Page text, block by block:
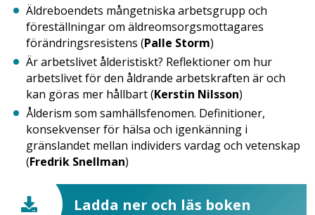
Äldreboendets mångetniska arbetsgrupp och
föreställningar om äldreomsorgsmottagares
förändringsresistens (Palle Storm)
Är arbetslivet ålderistiskt? Reflektioner om hur
arbetslivet för den åldrande arbetskraften är och
kan göras mer hållbart (Kerstin Nilsson)
Ålderism som samhällsfenomen. Definitioner,
konsekvenser för hälsa och igenkänning i
gränslandet mellan individers vardag och vetenskap
(Fredrik Snellman)
Ladda ner och läs boken